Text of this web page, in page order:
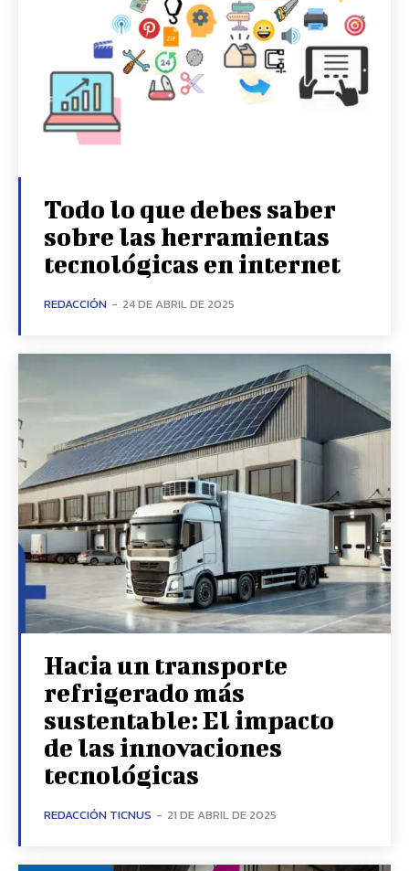
Todo lo que debes saber
sobre las herramientas
tecnológicas en internet
REDACCIÓN - 24 DE ABRIL DE 2025
Hacia un transporte
refrigerado más
sustentable: El impacto
de las innovaciones
tecnológicas
REDACCIÓN TICNUS - 21 DE ABRIL DE 2025